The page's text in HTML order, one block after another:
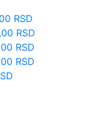
RSD
RSD
RSD
RSD